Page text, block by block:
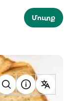
Մուտք